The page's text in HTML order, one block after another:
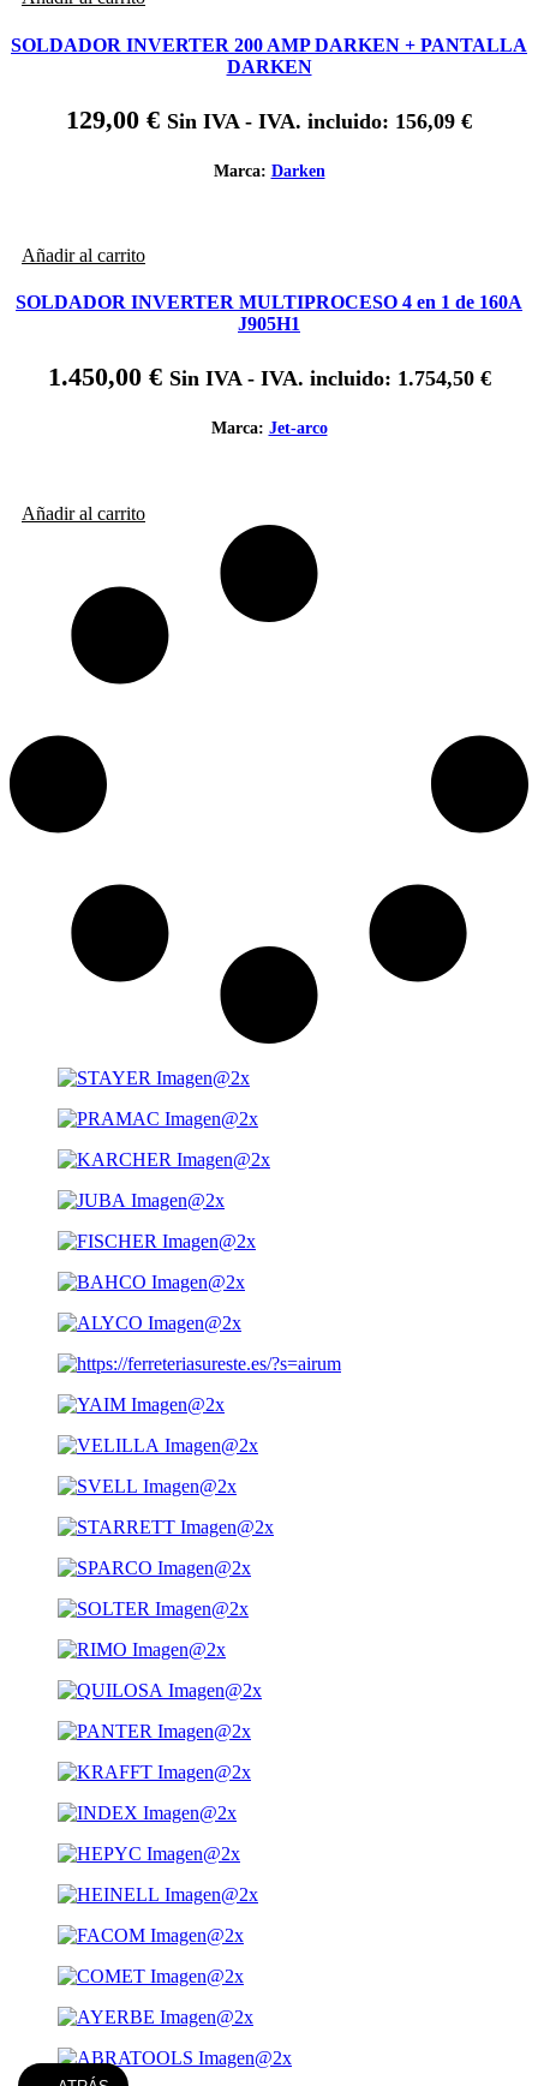
SOLDADOR INVERTER 200 AMP DARKEN + PANTALLA
DARKEN
129,00 € Sin IVA - IVA. incluido: 156,09 €
Marca: Darken
Añadir al carrito
SOLDADOR INVERTER MULTIPROCESO 4 en 1 de 160A
J905H1
1.450,00 € Sin IVA - IVA. incluido: 1.754,50 €
Marca: Jet-arco
Añadir al carrito